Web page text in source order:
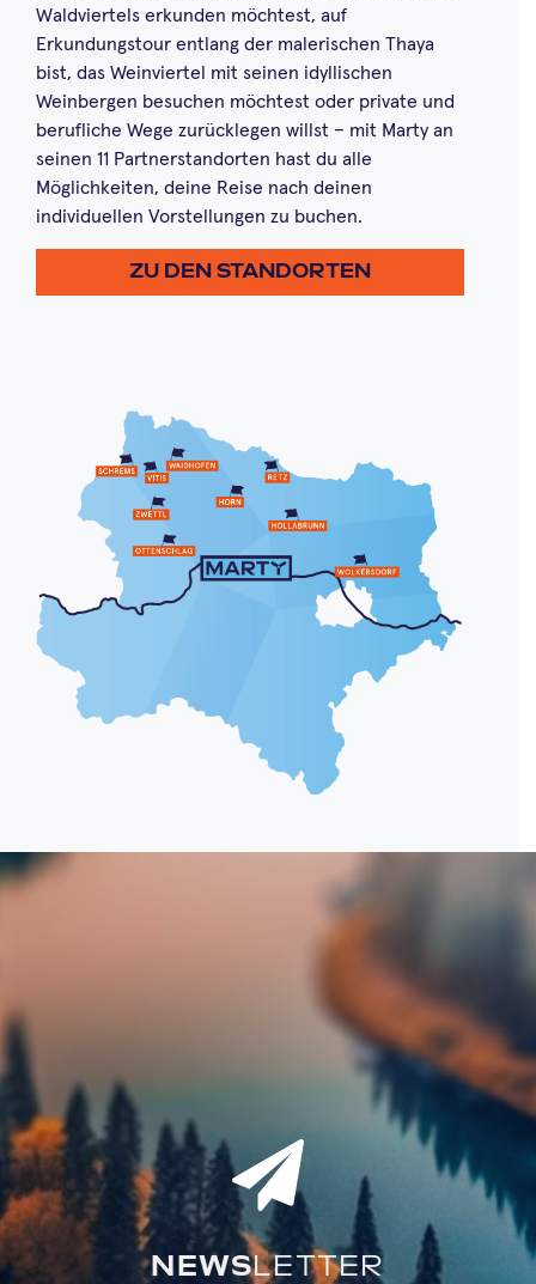
Waldviertels erkunden möchtest, auf
Erkundungstour entlang der malerischen Thaya
bist, das Weinviertel mit seinen idyllischen
Weinbergen besuchen möchtest oder private und
berufliche Wege zurücklegen willst – mit Marty an
seinen 11 Partnerstandorten hast du alle
Möglichkeiten, deine Reise nach deinen
individuellen Vorstellungen zu buchen.
ZU DEN STANDORTEN
NEWSLETTER